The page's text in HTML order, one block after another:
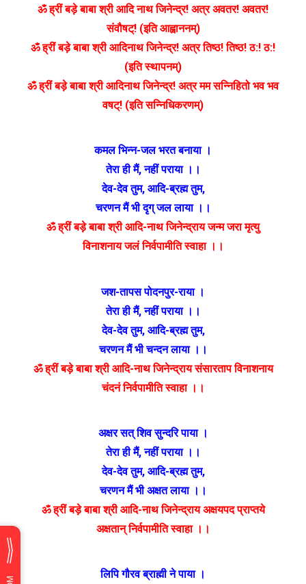
ॐ ह्रीं बड़े बाबा श्री आदि नाथ जिनेन्द्र! अत्र अवतर! अवतर!
संवौषट्! (इति आह्वाननम्)
ॐ ह्रीं बड़े बाबा श्री आदिनाथ जिनेन्द्र! अत्र तिष्ठ! तिष्ठ! ठ:! ठ:!
(इति स्थापनम्)
ॐ ह्रीं बड़े बाबा श्री आदिनाथ जिनेन्द्र! अत्र मम सन्निहितो भव भव
वषट्! (इति सन्निधिकरणम्)
कमल भिन्न-जल भरत बनाया ।
तेरा ही मैं,नहीं पराया ।।
देव-देव तुम, आदि-ब्रह्म तुम,
चरणन मैं भी दृग् जल लाया ।।
ॐ ह्रीं बड़े बाबा श्री आदि-नाथ जिनेन्द्राय जन्म जरा मृत्यु
विनाशनाय जलं निर्वपामीति स्वाहा ।।
जश-तापस पोदनपुर-राया ।
तेरा ही मैं,नहीं पराया ।।
देव-देव तुम, आदि-ब्रह्म तुम,
चरणन मैं भी चन्दन लाया ।।
ॐ ह्रीं बड़े बाबा श्री आदि-नाथ जिनेन्द्राय संसारताप विनाशनाय
चंदनं निर्वपामीति स्वाहा ।।
अक्षर सत् शिव सुन्दरि पाया ।
तेरा ही मैं,नहीं पराया ।।
देव-देव तुम, आदि-ब्रह्म तुम,
चरणन मैं भी अक्षत लाया ।।
ॐ ह्रीं बड़े बाबा श्री आदि-नाथ जिनेन्द्राय अक्षयपद प्राप्तये
अक्षतान् निर्वपामीति स्वाहा ।।
लिपि गौरव ब्राह्मी ने पाया ।